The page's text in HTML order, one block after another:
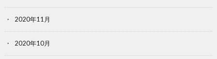
2020年11月
2020年10月